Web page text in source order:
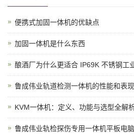
便携式加固一体机的优缺点
加固一体机是什么东西
酿酒厂为什么更适合 IP69K 不锈钢工
鲁成伟业轨道检测一体机的性能和表现
KVM一体机：定义、功能与选型全解
鲁成伟业轨检探伤专用一体机平板电